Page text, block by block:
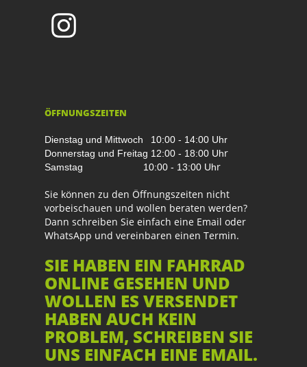
ÖFFNUNGSZEITEN
Dienstag und Mittwoch
10:00 - 14:00 Uhr
Donnerstag und Freitag 12:00 - 18:00 Uhr
Samstag 10:00 - 13:00 Uhr
Sie können zu den Öffnungszeiten nicht
vorbeischauen und wollen beraten werden?
Dann schreiben Sie einfach eine Email oder
WhatsApp und vereinbaren einen Termin.
SIE HABEN EIN FAHRRAD
ONLINE GESEHEN UND
WOLLEN ES VERSENDET
HABEN AUCH KEIN
PROBLEM, SCHREIBEN SIE
UNS EINFACH EINE EMAIL.